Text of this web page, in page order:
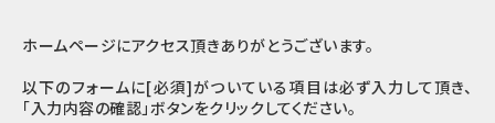
ホームページにアクセス頂きありがとうございます。
以下のフォームに[必須]がついている項目は必ず入力して頂き、
「入力内容の確認」ボタンをクリックしてください。